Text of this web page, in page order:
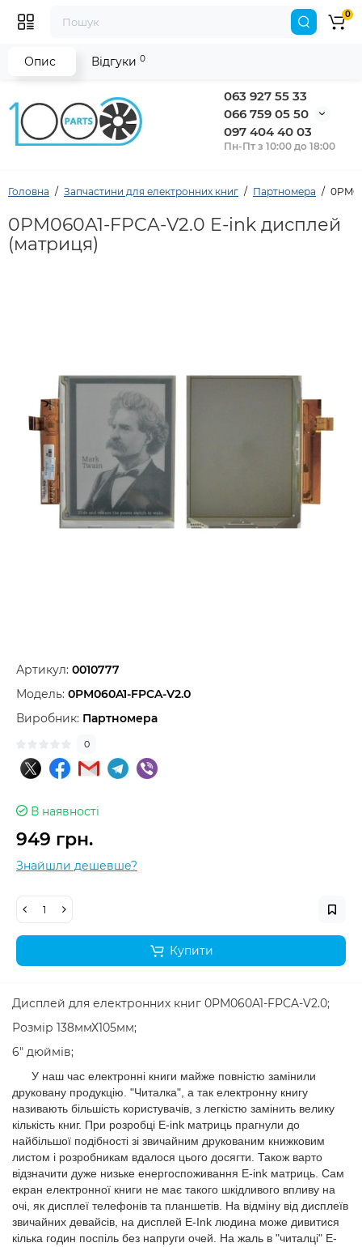
063 927 55 33
066 759 05 50
097 404 40 03
Пн-Пт з 10:00 до 18:00
0
Головна Запчастини для електронних книг Партномера
0PM060A1-FPCA-V2.0 E-ink дисплей
(матриця)
Артикул: 0010777
Модель: 0PM060A1-FPCA-V2.0
Виробник: Партномера
0
В наявності
949 грн.
Знайшли дешевше?
Купити
Опис Відгуки 0
Дисплей для електронних книг 0PM060A1-FPCA-V2.0;
Розмір 138ммХ105мм;
6" дюймів;
У наш час електронні книги майже повністю замінили
друковану продукцію. "Читалка", а так електронну книгу
називають більшість користувачів, з легкістю замінить велику
кількість книг. При розробці E-ink матриць прагнули до
найбільшої подібності зі звичайним друкованим книжковим
листом і розробникам вдалося цього досягти. Також варто
відзначити дуже низьке енергоспоживання E-ink матриць. Сам
екран електронної книги не має такого шкідливого впливу на
очі, як дисплеї телефонів та планшетів. На відміну від дисплеїв
звичайних девайсів, на дисплей E-Ink людина може дивитися
кілька годин поспіль без напруги очей. На жаль в "читалці" E-